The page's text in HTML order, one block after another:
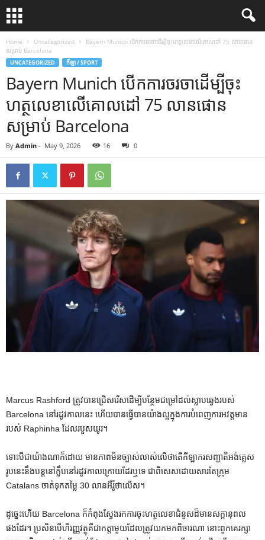
Home Uncategorized
Bayern Munich បើកការចរចាដើម្បីចុះហត្ថលេខាលើគោលដៅ 75 លានផោន
សម្រាប់ Barcelona
UNCATEGORIZED កីឡា / SPORT
Bayern Munich បើកការចរចាដើម្បីចុះ
ហត្ថលេខាលើគោលដៅ 75 លានផោន
សម្រាប់ Barcelona
By Admin - May 9, 2026 16 0
Marcus Rashford ត្រូវបានជ្រើសរើសដើម្បីបន្ថែមជម្រៅដល់ស្លាបឆ្វេងរបស់
Barcelona នៅរដូវកាលនេះ ហើយបានធ្វើបានយ៉ាងល្អក្នុងការបំពេញការអវត្តមាន
របស់ Raphinha ដែលរបួសយូរ។
ទោះបីជាយ៉ាងណាក៏ដោយ មានភាពមិនច្បាស់លាស់លើថាតើកីឡាករសញ្ជាតិអង់គ្លេស
រូបនេះនឹងបន្តនៅក្លឹបនៅរដូវកាលក្រោយដែរឬទេ ជាពិសេសដោយសារតែក្រុម
Catalans ចាត់ទុកតម្លៃ 30 លានអឺរ៉ូថាលើស។
ដូច្នេះហើយ Barcelona ក៏កំពុងស្វែងរកការចុះហត្ថលេខាជំនួសដ៏មានសក្តានុពល
ផងដែរ។ ប្រសិនបើហិរញ្ញវត្ថុគឺជាកត្តាមួយដែលត្រូវយកមកពិចារណា នោះពួកគេរក្សា